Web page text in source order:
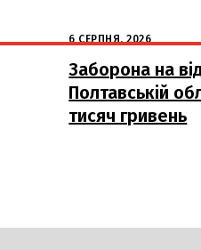
6 СЕРПНЯ, 2026
Заборона на
Полтавській
тисяч гривень